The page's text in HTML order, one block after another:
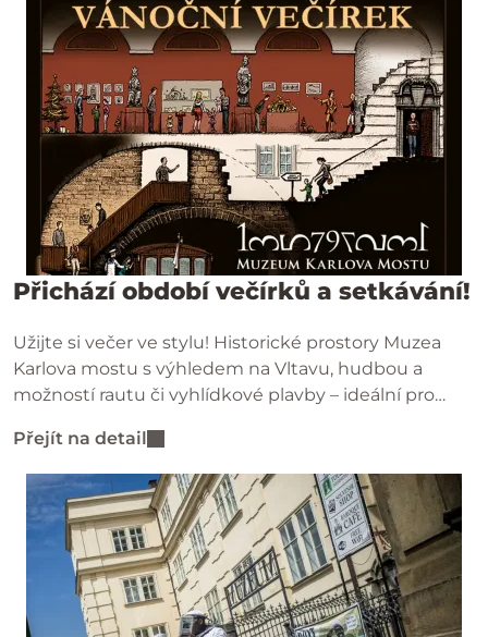
Přichází období večírků a setkávání!
Užijte si večer ve stylu! Historické prostory Muzea
Karlova mostu s výhledem na Vltavu, hudbou a
možností rautu či vyhlídkové plavby – ideální pro
Přejít na detail